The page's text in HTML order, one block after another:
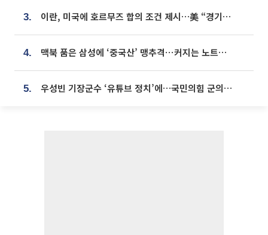
3. 이란, 미국에 호르무즈 합의 조건 제시…美 “경기 아직 안 끝나” [종합]
4. 맥북 품은 삼성에 ‘중국산’ 맹추격⋯커지는 노트북 OLED 시장
5. 우성빈 기장군수 ‘유튜브 정치’에…국민의힘 군의원들 집단 반발